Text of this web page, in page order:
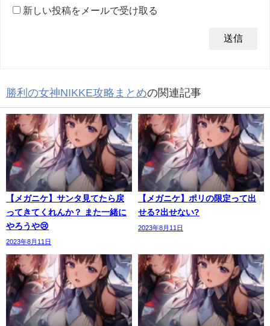
新しい投稿をメールで受け取る
勝利の女神NIKKE攻略まとめの関連記事
【メガニケ】サンタ見てたら戻
ってきてくれんか？ また一緒に
やろうや😢
2023年8月11日
【メガニケ】ポリの限定って出
せる?出せない?
2023年8月11日